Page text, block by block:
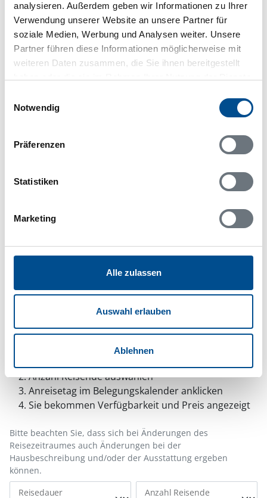
analysieren. Außerdem geben wir Informationen zu Ihrer
Verwendung unserer Website an unsere Partner für
soziale Medien, Werbung und Analysen weiter. Unsere
Partner führen diese Informationen möglicherweise mit
weiteren Daten zusammen, die Sie ihnen bereitgestellt
Notwendig
Präferenzen
Statistiken
Marketing
Alle zulassen
Auswahl erlauben
Ablehnen
Adresse
Ferienhaus S04665
Sjöåkra
Skriptblocker/AdBlocker aktiviert zu sein!
Funktionen wird dadurch auf dieser Seite
deaktivieren Sie bitte den Blocker für diese Seite
Hinweis:Nachdem Sie Ihre Erlaubnis gegeben
welche Funktionen genutzt werden sollen.
Belegungskalender
Anzahl Reisende auswählen
Anreisetag im Belegungskalender anklicken
Sie bekommen Verfügbarkeit und Preis angezeigt
Reisedauer Anzahl Reisende
Bitte beachten Sie, dass sich bei Änderungen des
Reisezeitraumes auch Änderungen bei der
Hausbeschreibung und/oder der Ausstattung ergeben
können.